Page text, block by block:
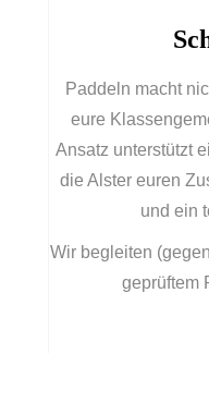
Euer
Paddeln macht
eure
Ansatz unterstützt
die Alster euren
und ein
Wir begleiten
geprüftem